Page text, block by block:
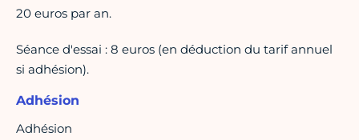
20 euros par an.
Séance d'essai : 8 euros (en déduction du tarif annuel
si adhésion).
Adhésion
Adhésion